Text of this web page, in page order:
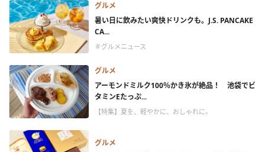
グルメ
暑い日に飲みたい爽快ドリンクも。J.S. PANCAKE
CA...
＃グルメニュース
グルメ
アーモンドミルク100％かき氷が絶品！ 池袋でビ
タミンEたっぷ...
【特集】夏を、軽やかに、おしゃれに。
グルメ